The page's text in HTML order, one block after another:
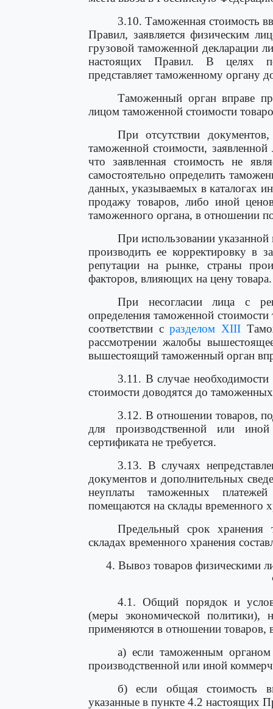
3.10. Таможенная стоимость
Правил, заявляется физическим
грузовой таможенной декларации
настоящих Правил. В целях
представляет таможенному органу
Таможенный орган вправе
лицом таможенной стоимости
При отсутствии
таможенной стоимости,
что заявленная стоимость не
самостоятельно определить
данных, указываемых в каталогах
продажу товаров, либо иной
таможенного органа, в отношении
При использовании
производить ее корректировку в
репутации на рынке, страны
факторов, влияющих на цену товара.
При несогласии лица с
определения таможенной
соответствии сразделом XIII
рассмотрении жалобы
вышестоящий таможенный орган
3.11. В случае
стоимости доводятся до
3.12. В отношении товаров,
для производственной или иной
сертификата не требуется.
3.13. В случаях
документов и дополнительных
неуплаты таможенных
помещаются на склады временного
Предельный срок хранения
складах временного хранения
4. Вывоз товаров физическими
4.1. Общий порядок и
(меры экономической политики),
применяются в отношении
а) если таможенным органом
производственной или иной
б) если общая стоимость
указанные в пункте 4.2 настоящих